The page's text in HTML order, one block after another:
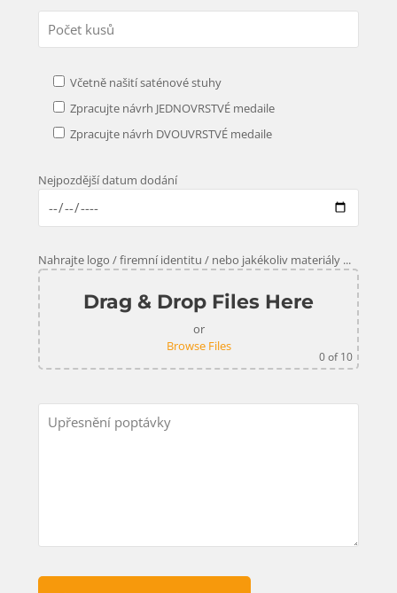
Včetně našití saténové stuhy
Zpracujte návrh JEDNOVRSTVÉ medaile
Zpracujte návrh DVOUVRSTVÉ medaile
Nejpozdější datum dodání
Nahrajte logo / firemní identitu / nebo jakékoliv materiály ...
Drag & Drop Files Here
or
Browse Files
0of 10